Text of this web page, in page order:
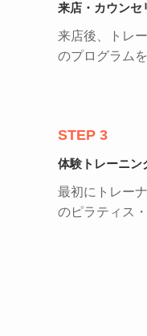
来店・カウンセ
来店後、トレ
のプログラム
STEP 3
体験トレーニン
最初にトレー
のピラティス